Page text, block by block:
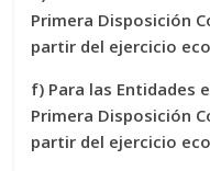
Primera Disposición
partir del ejercicio
f) Para las Entidades
Primera Disposición
partir del ejercicio